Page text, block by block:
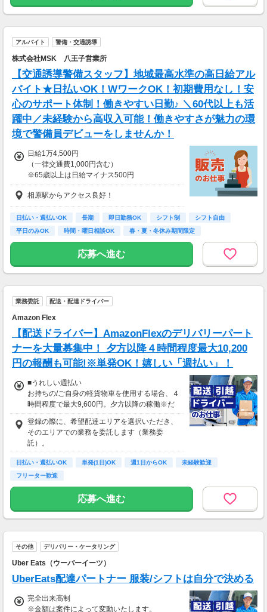
アルバイト 警備・交通誘導
株式会社MSK 八王子営業所
【交通誘導警備スタッフ】地域最高水準の高日給アル
バイト★日払いOK！WワークOK！初期費用なし！安
心のサポート体制！働きやすい日勤♪ ＼60代以上も活
躍中／未経験から高収入可能！働きやすさが魅力の環
境で警備員デビューをしませんか！
日給1万4,500円
（一律交通費1,000円含む）
※65歳以上は日給マイナス500円
※70歳以上は日給マイナス2,00円
---
■交通誘導2級以上の資格をお持ちの方は
日給1万4,500円
※65歳以上は日給マイナス500円
※70歳以上は日給マイナス1,000円
★交通誘導2級（以上）として従事した場合
■65歳～69歳迄では他の年代と同じ現場でも
安全面・体力面の考慮により比較的低負荷の業
70歳以降では低負荷業務や季節により
相談の上短時間勤務をすることもあるため
給与が上記になる場合がございます。
＜月収例＞
月収29万円可能
（日給1万4,500円×月20日勤務）
相原駅からアクセス良好！
日払い・週払いOK 長期 即日勤務OK シフト制
シフト自由
平日のみOK
時間・曜日相談OK
春・夏・冬休み期間限定
副業・ＷワークOK
応募へ進む
業務委託 配送・配達ドライバー
Amazon Flex
【配送ドライバー】AmazonFlexのデリバリーパート
ナーを大量募集中！ 夕方以降４時間程度最大10,200
円の報酬も可能!※単発OK！嬉しい「週払い」！
■うれしい週払い
お持ちの/ご自身の軽貨物車を使用する場合、４
時間程度で最大9,600円。夕方以降の稼働※だ
と４時間程度で最大10,200円の報酬が獲得可
能！給与ではなく、委託業務に応じた報酬をお
支払いする業務委託のお仕事です。うれしい週
払い。
定。地域により異なります
払いますが、可能な場合は、より早く、週払い
で前週稼働分をお支払いします。
登録の際に、希望配達エリアを選択いただき、
そのエリアでの業務を委託します（業務委
登録の際に、希望配達エリアを選択いただき、
そのエリアでの業務を委託します（業務委
託）。
日払い・週払いOK 単発(1日)OK 週1日からOK
未経験歓迎
フリーター歓迎
応募へ進む
その他 デリバリー・ケータリング
Uber Eats（ウーバーイーツ）
UberEats配達パートナー 服装/シフトは自分で決める
完全出来高制
※金額は案件によって変動いたします。